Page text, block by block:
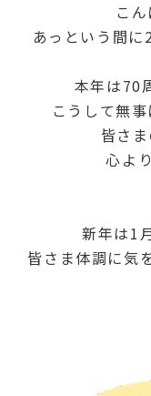
こ
あっという間
本年は70
こうして無
皆さま
心よ
新年は1
皆さま体調に気